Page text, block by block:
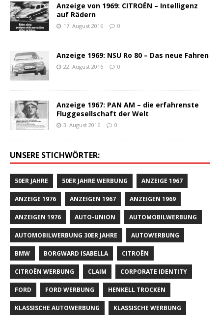
Anzeige von 1969: CITROËN – Intelligenz
auf Rädern
17. August 2016 0
Anzeige 1969: NSU Ro 80 – Das neue Fahren
22. August 2016 0
Anzeige 1967: PAN AM – die erfahrenste
Fluggesellschaft der Welt
3. August 2016 0
UNSERE STICHWÖRTER:
50ER JAHRE 50ER JAHRE WERBUNG ANZEIGE 1967
ANZEIGE 1976 ANZEIGEN 1967 ANZEIGEN 1969
ANZEIGEN 1976 AUTO-UNION AUTOMOBILWERBUNG
AUTOMOBILWERBUNG 30ER JAHRE AUTOWERBUNG
BMW BORGWARD ISABELLA CITROËN
CITROËN WERBUNG CLAIM CORPORATE IDENTITY
FORD FORD WERBUNG HENKELL TROCKEN
KLASSISCHE AUTOWERBUNG KLASSISCHE WERBUNG